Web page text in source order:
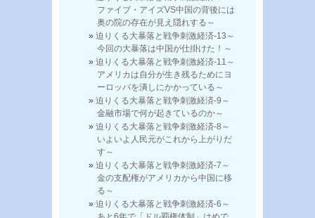
ファイブ・アイズVS中国の背後には
奥の院の存在が見え隠れする～
迫りくる大暴落と戦争刺激経済-13～
今回の大暴落は中国が仕掛けた！～
迫りくる大暴落と戦争刺激経済-11～
アメリカは自分が生き残るためにヨ
ーロッパを潰しにかかっている～
迫りくる大暴落と戦争刺激経済-9～
金融市場で何が起きているのか～
迫りくる大暴落と戦争刺激経済-8～
いよいよ人民元がこれから上がりだ
す～
迫りくる大暴落と戦争刺激経済-7～
金の支配権がアメリカから中国に移
る～
迫りくる大暴落と戦争刺激経済-6～